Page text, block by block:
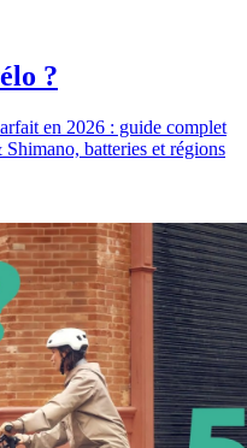
?
en 2026 : guide complet
batteries et régions